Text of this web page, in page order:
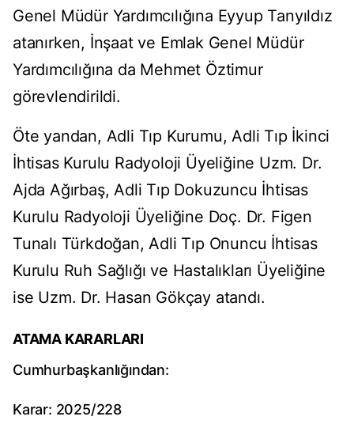
Genel Müdür Yardımcılığına Eyyup Tanyıldız
atanırken, İnşaat ve Emlak Genel Müdür
Yardımcılığına da Mehmet Öztimur
görevlendirildi.
Öte yandan, Adli Tıp Kurumu, Adli Tıp İkinci
İhtisas Kurulu Radyoloji Üyeliğine Uzm. Dr.
Ajda Ağırbaş, Adli Tıp Dokuzuncu İhtisas
Kurulu Radyoloji Üyeliğine Doç. Dr. Figen
Tunalı Türkdoğan, Adli Tıp Onuncu İhtisas
Kurulu Ruh Sağlığı ve Hastalıkları Üyeliğine
ise Uzm. Dr. Hasan Gökçay atandı.
ATAMA KARARLARI
Cumhurbaşkanlığından:
Karar: 2025/228